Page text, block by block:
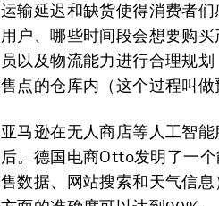
运输延迟和缺货使得消费者
用户、哪些时间段会想要购
员以及物流能力进行合理规
售点的仓库内（这个过程叫做
亚马逊在无人商店等人工智
后。德国电商Otto发明了一
售数据、网站搜索和天气信